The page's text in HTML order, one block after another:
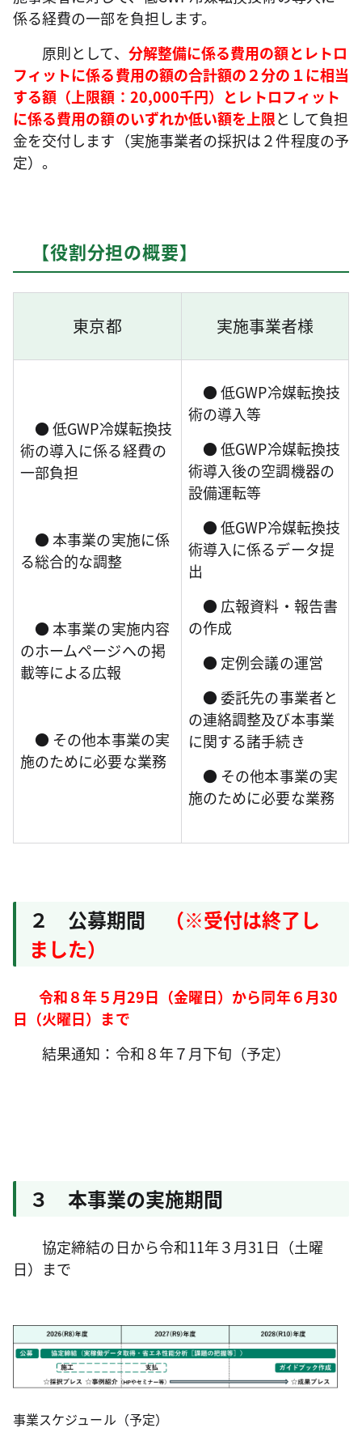
係る経費の一部を負担します。
原則として、 分解整備に係る費用の額とレトロ
フィットに係る費用の額の合計額の２分の１に相当
する額（上限額：20,000千円）とレトロフィット
に係る費用の額のいずれか低い額を上限として負担
金を交付します（実施事業者の採択は２件程度の予
定）。
【役割分担の概要】
東京都 実施事業者様
●低GWP冷媒転換技
術の導入に係る経費の
一部負担
● 本事業の実施に係
る総合的な調整
● 本事業の実施内容
のホームページへの掲
載等による広報
● その他本事業の実
施のために必要な業務
●低GWP冷媒転換技
術の導入等
●低GWP冷媒転換技
術導入後の空調機器の
設備運転等
●低GWP冷媒転換技
術導入に係るデータ提
出
● 広報資料・報告書
の作成
● 定例会議の運営
● 委託先の事業者と
の連絡調整及び本事業
に関する諸手続き
● その他本事業の実
施のために必要な業務
２ 公募期間
（※受付は終了し
ました）
令和８年５月29日（金曜日）から同年６月30
日（火曜日）まで
結果通知：令和８年７月下旬（予定）
３ 本事業の実施期間
協定締結の日から令和11年３月31日（土曜
日）まで
事業スケジュール（予定）